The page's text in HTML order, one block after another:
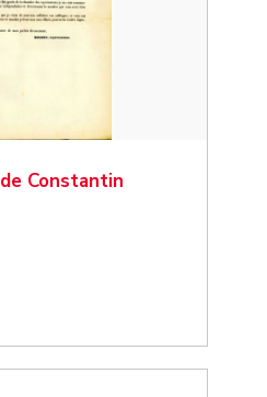
Constantin